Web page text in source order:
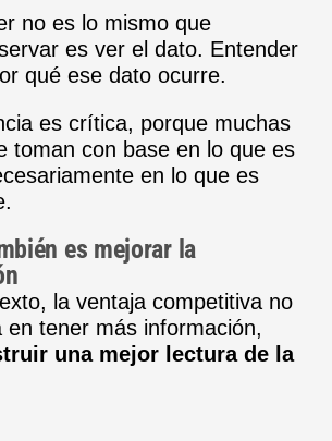
no es lo mismo que
es ver el dato. Entender
qué ese dato ocurre.
es crítica, porque muchas
toman con base en lo que es
en lo que es
es mejorar la
la ventaja competitiva no
en tener más información,
una mejor lectura de la